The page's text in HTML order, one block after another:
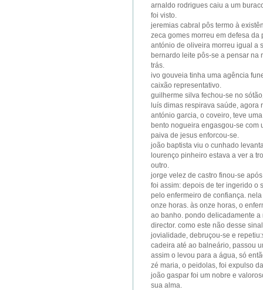
arnaldo rodrigues caiu a um
foi visto.
jeremias cabral pôs termo à
zeca gomes morreu em defesa
antónio de oliveira morreu igual a
bernardo leite pôs-se a pensar na
trás.
ivo gouveia tinha uma agência
caixão representativo.
guilherme silva fechou-se no
luís dimas respirava saúde,
antónio garcia, o coveiro, teve
bento nogueira engasgou-se com
paiva de jesus enforcou-se.
joão baptista viu o cunhado
lourenço pinheiro estava a ver a
outro.
jorge velez de castro finou-se
foi assim: depois de ter ingerido o
pelo enfermeiro de confiança.
onze horas. às onze horas, o
ao banho. pondo delicadamente
director. como este não desse
jovialidade, debruçou-se e
cadeira até ao balneário, passou
assim o levou para a água, só
zé maria, o peidolas, foi expulso
joão gaspar foi um nobre e
sua alma.